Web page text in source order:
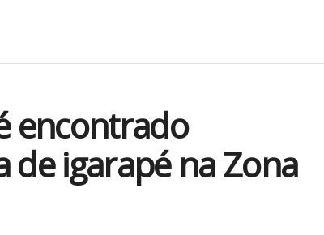
encontrado
igarapé na Zona